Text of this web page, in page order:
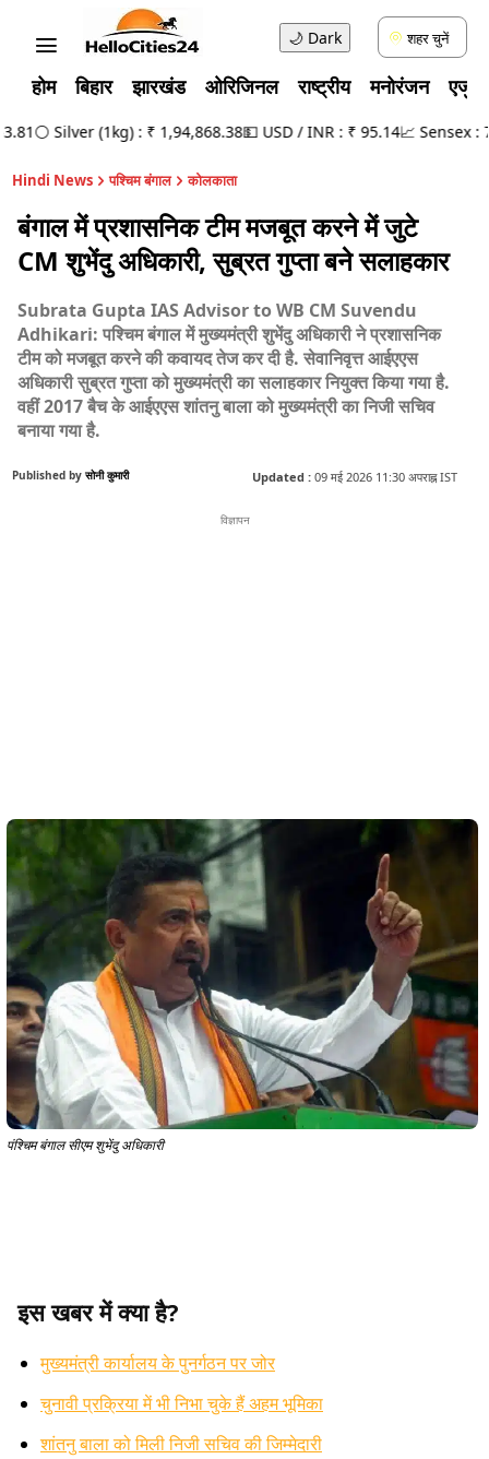
🌙 Dark शहर चुनें
होम बिहार झारखंड ओरिजिनल राष्ट्रीय मनोरंजन
⚪ Silver (1kg) : ₹ 1,94,868.38💵 USD / INR : ₹ 95.14📈 Sensex :
Hindi News पश्चिम बंगाल कोलकाता
बंगाल में प्रशासनिक टीम मजबूत करने में जुटे
CM शुभेंदु अधिकारी, सुब्रत गुप्ता बने सलाहकार
Subrata Gupta IAS Advisor to WB CM Suvendu
Adhikari: पश्चिम बंगाल में मुख्यमंत्री शुभेंदु अधिकारी ने प्रशासनिक
टीम को मजबूत करने की कवायद तेज कर दी है. सेवानिवृत्त आईएएस
अधिकारी सुब्रत गुप्ता को मुख्यमंत्री का सलाहकार नियुक्त किया गया है.
वहीं 2017 बैच के आईएएस शांतनु बाला को मुख्यमंत्री का निजी सचिव
बनाया गया है.
Published by सोनी कुमारी Updated : 09 मई 2026 11:30 अपराह्न IST
विज्ञापन
पंश्चिम बंगाल सीएम शुभेंदु अधिकारी
इस खबर में क्या है?
मुख्यमंत्री कार्यालय के पुनर्गठन पर जोर
चुनावी प्रक्रिया में भी निभा चुके हैं अहम भूमिका
शांतनु बाला को मिली निजी सचिव की जिम्मेदारी